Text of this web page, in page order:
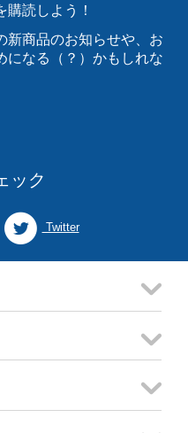
読しよう！
新商品のお知らせや、お
になる（？）かもしれな
ック
Twitter